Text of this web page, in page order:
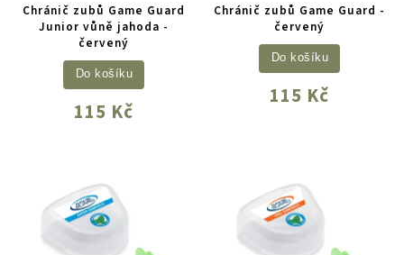
Chránič zubů Game Guard
Junior vůně jahoda -
červený
115 Kč
Do košíku
Chránič zubů Game Guard -
červený
115 Kč
Do košíku